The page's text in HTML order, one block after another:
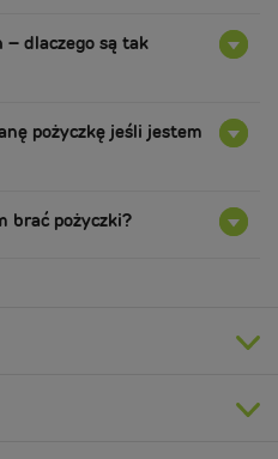
– dlaczego są tak
pożyczkę jeśli jestem
brać pożyczki?